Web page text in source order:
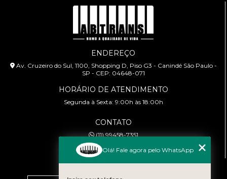
ENDEREÇO
Av. Cruzeiro do Sul, 1100, Shopping D, Piso G3 - Canindé São Paulo -
SP - CEP: 04648-071
HORÁRIO DE ATENDIMENTO
Segunda à Sexta: 9:00h às 18:00h
CONTATO
(11) 99458-7351
cursoabtrans@gmail.com
Olá! Fale agora pelo WhatsApp